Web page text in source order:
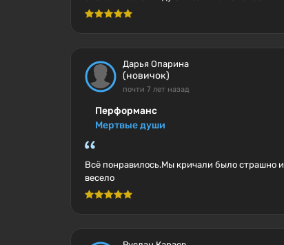
Дарья Опарина
(новичок)
почти 7 лет назад
Перформанс
Мертвые души
Всё понравилось.Мы кричали было страшно и
весело